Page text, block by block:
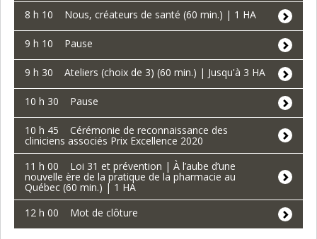
8 h 10 Nous, créateurs de santé (60 min.) | 1 HA
9 h 10 Pause
9 h 30 Ateliers (choix de 3) (60 min.) | Jusqu'à 3 HA
10 h 30 Pause
10 h 45 Cérémonie de reconnaissance des
cliniciens associés Prix Excellence 2020
11 h 00 Loi 31 et prévention | À l’aube d’une
nouvelle ère de la pratique de la pharmacie au
Québec (60 min.) | 1 HA
12 h 00 Mot de clôture